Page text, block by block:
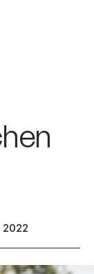
2022